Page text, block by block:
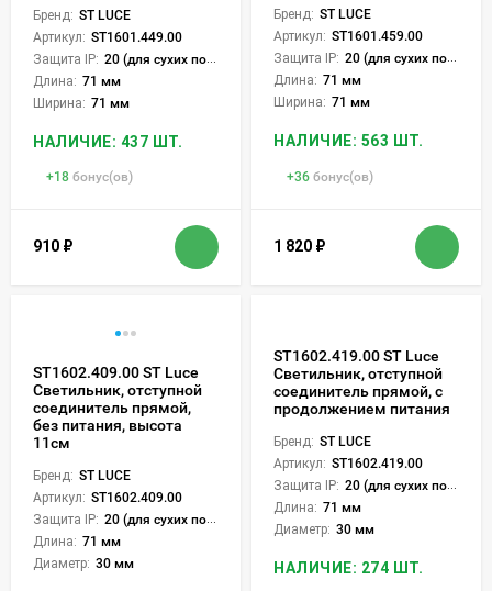
Бренд: ST LUCE
Артикул: ST1601.449.00
Защита IP: 20 (для сухих пом.)
Длина: 71 мм
Ширина: 71 мм
НАЛИЧИЕ: 437 ШТ.
+18 бонус(ов)
910 ₽
Бренд: ST LUCE
Артикул: ST1601.459.00
Защита IP: 20 (для сухих пом.)
Длина: 71 мм
Ширина: 71 мм
НАЛИЧИЕ: 563 ШТ.
+36 бонус(ов)
1 820 ₽
ST1602.409.00 ST Luce
Светильник, отступной
соединитель прямой,
без питания, высота
11см
Бренд: ST LUCE
Артикул: ST1602.409.00
Защита IP: 20 (для сухих пом.)
Длина: 71 мм
Диаметр: 30 мм
ST1602.419.00 ST Luce
Светильник, отступной
соединитель прямой, с
продолжением питания
Бренд: ST LUCE
Артикул: ST1602.419.00
Защита IP: 20 (для сухих пом.)
Длина: 71 мм
Диаметр: 30 мм
НАЛИЧИЕ: 274 ШТ.